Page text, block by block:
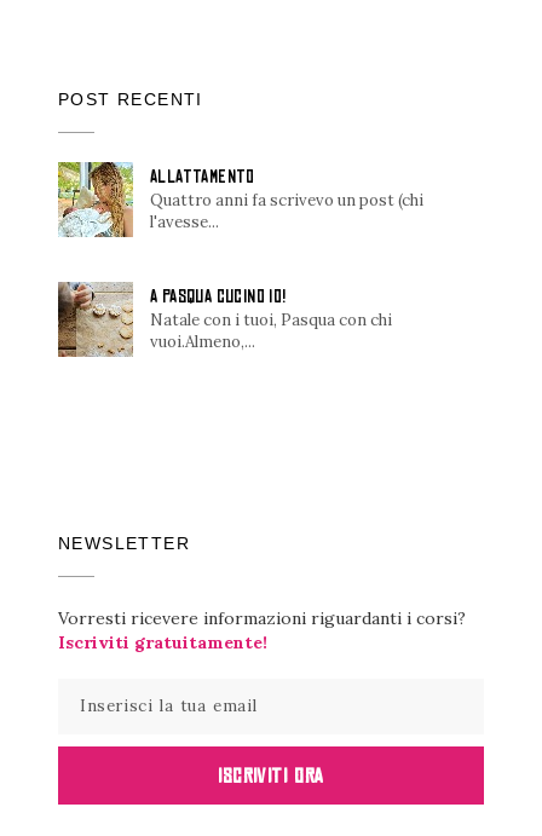
POST RECENTI
ALLATTAMENTO
Quattro anni fa scrivevo un post (chi
l'avesse...
A PASQUA CUCINO IO!
Natale con i tuoi, Pasqua con chi
vuoi.Almeno,...
NEWSLETTER
Vorresti ricevere informazioni riguardanti i corsi?
Iscriviti gratuitamente!
ISCRIVITI ORA